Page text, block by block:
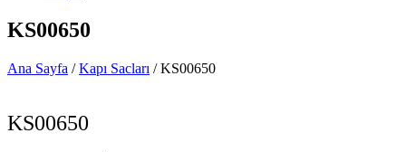
KS00650
Ana Sayfa /Kapı Sacları / KS00650
KS00650